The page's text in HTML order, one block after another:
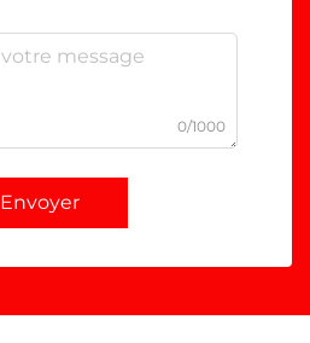
0/1000
Envoyer